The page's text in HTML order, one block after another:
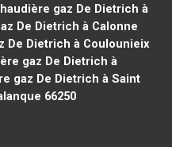
gaz De Dietrich à
De Dietrich à Calonne
De Dietrich à Coulounieix
gaz De Dietrich à
gaz De Dietrich à Saint
66250